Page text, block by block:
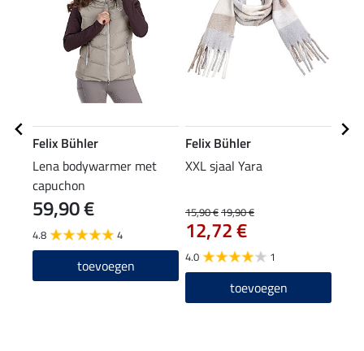
Felix Bühler
Lena bodywarmer met
capuchon
59,90 €
4.8 4
toevoegen
Felix Bühler
XXL sjaal Yara
15,90 €19,90 €
12,72 €
4.0 1
toevoegen